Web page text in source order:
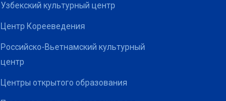
Узбекский культурный центр
Центр Корееведения
Российско-Вьетнамский культурный
центр
Центры открытого образования